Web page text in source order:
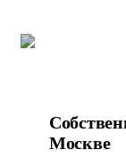
Москве